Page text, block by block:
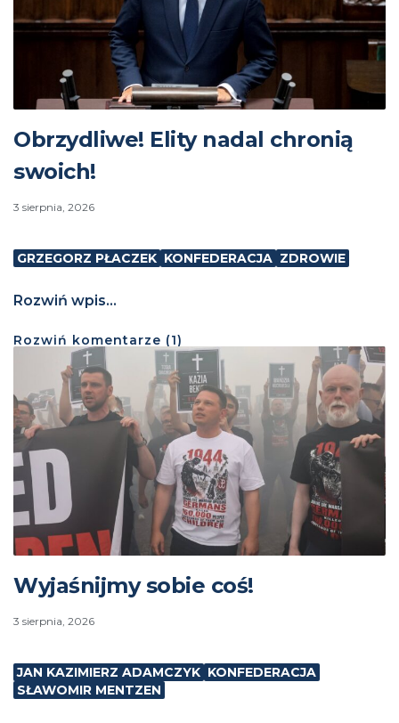
Obrzydliwe! Elity nadal chronią
swoich!
3 sierpnia, 2026
GRZEGORZ PŁACZEK KONFEDERACJA ZDROWIE
Rozwiń wpis...
Rozwiń komentarze (1)
Wyjaśnijmy sobie coś!
3 sierpnia, 2026
JAN KAZIMIERZ ADAMCZYK KONFEDERACJA
SŁAWOMIR MENTZEN